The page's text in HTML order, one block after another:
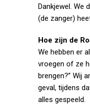
Dankjewel. We
(de zanger)
Hoe zijn de
We hebben er
vroegen of ze
brengen?” Wij
geval, tijdens
alles gespeeld.